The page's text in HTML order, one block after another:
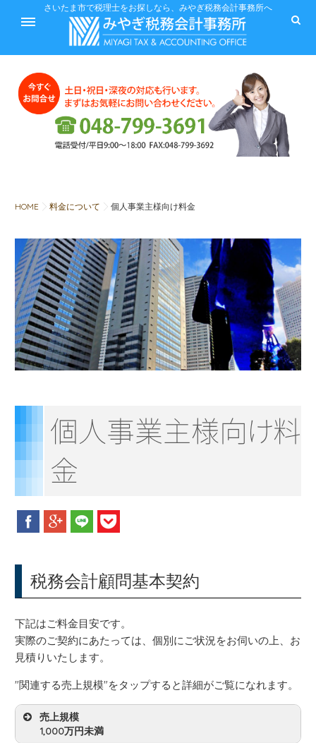
さいたま市で税理士をお探しなら、みやぎ税務会計事務所へ
ホーム
サービス
税に関するQ&A
みやぎ税務会計事務所
新着情報
HOME 料金について 個人事業主様向け料金
個人事業主様向 け料
金
税務会計顧問基本契約
下記はご料金目安です。
実際のご契約にあたっては、個別にご状況をお伺いの上、お
見積りいたします。
"関連する売上規模"をタップすると詳細がご覧になれます。
売上規模
1,000万円未満